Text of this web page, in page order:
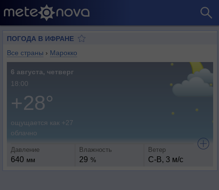
ПОГОДА В ИФРАНЕ
Все страны › Марокко
6 августа, четверг
18:00
+28°
ощущается как +27
облачно
Давление
640 мм
Влажность
29 %
Ветер
С-В, 3 м/с